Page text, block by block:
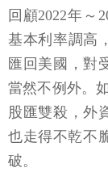
回顧2022年～
基本利率調高
匯回美國，對
當然不例外。
股匯雙殺，外
也走得不乾不
破。